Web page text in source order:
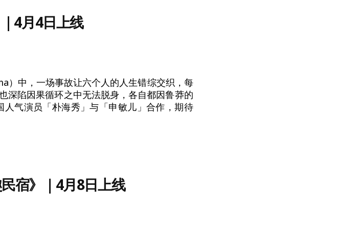
｜4月4日上线
）中，一场事故让六个人的人生错综交织，每
深陷因果循环之中无法脱身，各自都因鲁莽的
气演员「朴海秀」与「申敏儿」合作，期待
宿》 ｜4月8日上线